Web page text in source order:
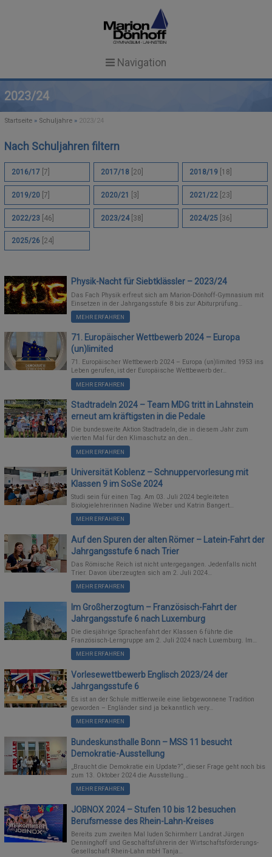
Navigation
Startseite
News
NEWS
TERMINE
AKTUELLES
Unsere Schule
SCHULPROFIL
SCHULEINBLICKE
GTS IN ANGEBOTSFORM
MENSA
ORIENTIERUNGSSTUFE
MITTELSTUFE
OBERSTUFE MSS
SCHULGESCHICHTE
MARION GRÄFIN DÖNHOFF
EUROPASCHULE RLP
BOTSCHAFTERSCHULE FÜR DAS EUROPÄISCHE PARLAMENT
BERUFSORIENTIERUNG (BO)
AUSBILDUNGSSCHULE
SCHULSOZIALARBEIT
Schulgemeinschaft
SCHULLEITUNG & KOLLEGIUM
MITARBEITERINNEN
SEKRETARIAT
SCHULELTERNBEIRAT (SEB)
GREMIEN UND AUSSCHÜSSE
VEREIN DER FREUNDE
E-CHOR DES MDG
FREIWILLIGES SOZIALES JAHR (FSJ)
Schulalltag
FACHUNTERRICHT
REGELN UND ZEITEN
EVENTS
AUSTAUSCHPROGRAMME/PARTNERSCHULEN
KOOPERATIONSPARTNER
KOOPERATION ELTERN/SCHULE
MOODLE
Service
FORMULARE
SCHULBÜCHER
FUNDSACHEN
ANMELDUNGEN – INFORMATIONEN
SCHÜLERAUSWEIS
SCHLIESSFÄCHER
SCHULKOLLEKTION
MOODLE UND BIGBLUEBUTTON – HINWEISE
Search
for:
Search Button
2023/24
Startseite » Schuljahre » 2023/24
Nach Schuljahren filtern
2016/17 [7] 2017/18 [20] 2018/19 [18]
2019/20 [7] 2020/21 [3] 2021/22 [23]
2022/23 [46] 2023/24 [38] 2024/25 [36]
2025/26 [24]
Physik-Nacht für Siebtklässler – 2023/24
Das Fach Physik erfreut sich am Marion-Dönhoff-Gymnasium mit
Einsetzen in der Jahrgangsstufe 8 bis zur Abiturprüfung…
MEHR ERFAHREN
71. Europäischer Wettbewerb 2024 – Europa
(un)limited
71. Europäischer Wettbewerb 2024 – Europa (un)limited 1953 ins
Leben gerufen, ist der Europäische Wettbewerb der…
MEHR ERFAHREN
Stadtradeln 2024 – Team MDG tritt in Lahnstein
erneut am kräftigsten in die Pedale
Die bundesweite Aktion Stadtradeln, die in diesem Jahr zum
vierten Mal für den Klimaschutz an den…
MEHR ERFAHREN
Universität Koblenz – Schnuppervorlesung mit
Klassen 9 im SoSe 2024
Studi sein für einen Tag. Am 03. Juli 2024 begleiteten
Biologielehrerinnen Nadine Weber und Katrin Bangert…
MEHR ERFAHREN
Auf den Spuren der alten Römer – Latein-Fahrt der
Jahrgangsstufe 6 nach Trier
Das Römische Reich ist nicht untergegangen. Jedenfalls nicht
Trier. Davon überzeugten sich am 2. Juli 2024…
MEHR ERFAHREN
Im Großherzogtum – Französisch-Fahrt der
Jahrgangsstufe 6 nach Luxemburg
Die diesjährige Sprachenfahrt der Klassen 6 führte die
Französisch-Lerngruppe am 2. Juli 2024 nach Luxemburg. Im…
MEHR ERFAHREN
Vorlesewettbewerb Englisch 2023/24 der
Jahrgangsstufe 6
Es ist an der Schule mittlerweile eine liebgewonnene Tradition
geworden – Engländer sind ja bekanntlich very…
MEHR ERFAHREN
Bundeskunsthalle Bonn – MSS 11 besucht
Demokratie-Ausstellung
„Braucht die Demokratie ein Update?“, dieser Frage geht noch bis
zum 13. Oktober 2024 die Ausstellung…
MEHR ERFAHREN
JOBNOX 2024 – Stufen 10 bis 12 besuchen
Berufsmesse des Rhein-Lahn-Kreises
Bereits zum zweiten Mal luden Schirmherr Landrat Jürgen
Denninghoff und Geschäftsführerin der Wirtschaftsförderungs-
Gesellschaft Rhein-Lahn mbH Tanja…